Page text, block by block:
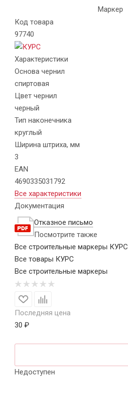
Код товара
97740
Характеристики
Основа чернил
спиртовая
Цвет чернил
черный
Тип наконечника
круглый
Ширина штриха, мм
3
EAN
4690335031792
Все характеристики
Документация
Отказное письмо
Посмотрите также
Все строительные маркеры КУРС
Все товары КУРС
Все строительные маркеры
Последняя цена
30 ₽
Недоступен